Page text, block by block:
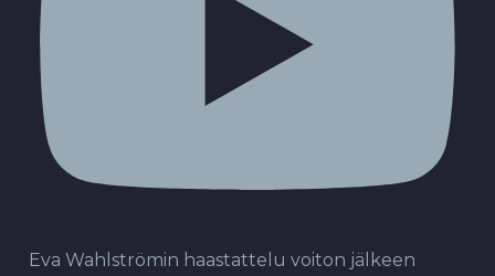
Eva Wahlströmin haastattelu voiton jälkeen